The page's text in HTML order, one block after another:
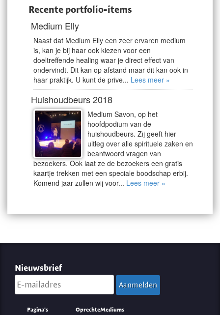
Recente portfolio-items
Medium Elly
Naast dat Medium Elly een zeer ervaren medium
is, kan je bij haar ook kiezen voor een
doeltreffende healing waar je direct effect van
ondervindt. Dit kan op afstand maar dit kan ook in
haar praktijk. U kunt de prive... Lees meer »
Huishoudbeurs 2018
Medium Savon, op het
hoofdpodium van de
huishoudbeurs. Zij geeft hier
uitleg over alle spirituele zaken en
beantwoord vragen van
bezoekers. Ook laat ze de bezoekers een gratis
kaartje trekken met een speciale boodschap erbij.
Komend jaar zullen wij voor... Lees meer »
Nieuwsbrief
Pagina's OprechteMediums